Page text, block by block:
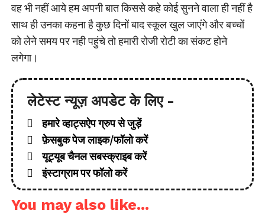
वह भी नहीं आये हम अपनी बात किससे कहे कोई सुनने वाला ही नहीं है
साथ ही उनका कहना है कुछ दिनों बाद स्कूल खुल जाएंगे और बच्चों
को लेने समय पर नही पहुंचे तो हमारी रोजी रोटी का संकट होने
लगेगा।
लेटेस्ट न्यूज़ अपडेट के लिए -
हमारे व्हाट्सऐप ग्रुप से जुड़ें
फ़ेसबुक पेज लाइक/फॉलो करें
यूट्यूब चैनल सबस्क्राइब करें
इंस्टाग्राम पर फॉलो करें
You may also like...